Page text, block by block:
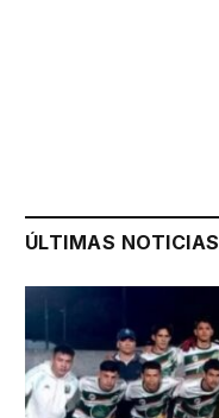
ÚLTIMAS NOTICIAS